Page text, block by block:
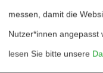
Hinweise für
Hinweise für
messen, damit die
Nutzer*innen angepasst
lesen Sie bitte unsere